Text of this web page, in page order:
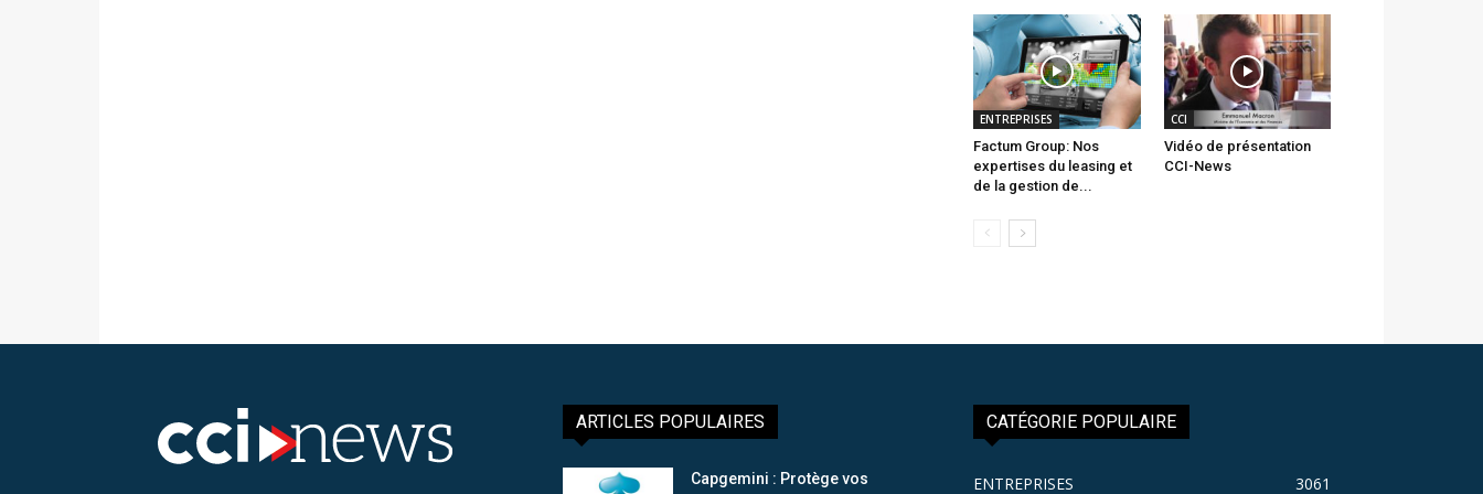
ENTREPRISES
Factum Group: Nos
expertises du leasing et
de la gestion de...
CCI
Vidéo de présentation
CCI-News
ARTICLES POPULAIRES
Capgemini : Protège vos
CATÉGORIE POPULAIRE
ENTREPRISES 3061